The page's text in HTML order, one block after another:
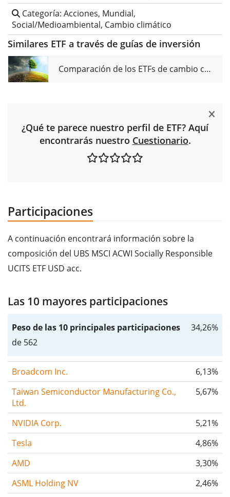
Categoría: Acciones, Mundial,
Social/Medioambiental, Cambio climático
Similares ETF a través de guías de inversión
Comparación de los ETFs de cambio climático
¿Qué te parece nuestro perfil de ETF? Aquí
encontrarás nuestro Cuestionario.
Participaciones
A continuación encontrará información sobre la
composición del UBS MSCI ACWI Socially Responsible
UCITS ETF USD acc.
Las 10 mayores participaciones
Peso de las 10 principales participaciones
de 562
34,26%
Broadcom Inc.
6,13%
Taiwan Semiconductor Manufacturing Co.,
Ltd.
5,67%
NVIDIA Corp.
5,21%
Tesla
4,86%
AMD
3,30%
ASML Holding NV
2,46%